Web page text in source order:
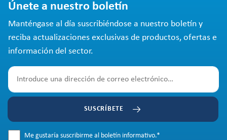
Únete a nuestro boletín
Manténgase al día suscribiéndose a nuestro boletín y
reciba actualizaciones exclusivas de productos, ofertas e
información del sector.
SUSCRÍBETE
Me gustaría suscribirme al boletín informativo.*